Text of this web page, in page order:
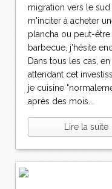
migration vers le sud
m'inciter à acheter
plancha ou peut-être
barbecue, j'hésite
Dans tous les cas, en
attendant cet
je cuisine
après des mois...
Lire la suite